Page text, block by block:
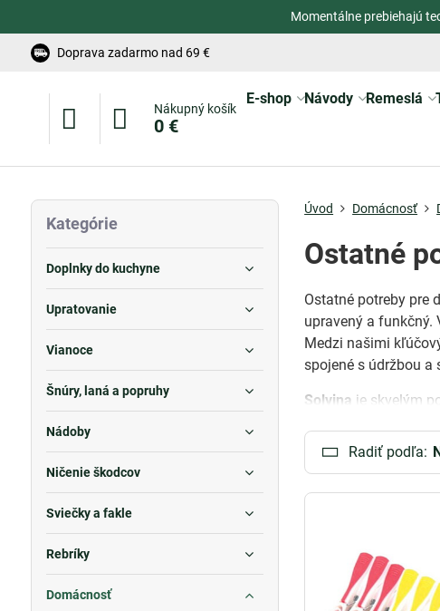
Momentálne prebiehajú
Doprava zadarmo nad 69 €
Nákupný košík
0 €
E-shop Návody Remeslá
Úvod Domácnosť
Ostatné
Ostatné potreby pre
upravený a funkčný.
Medzi našimi
spojené s údržbou
Solvina je skvelým
efektívne vyčistiť aj
Olejničkaje
dokážete ľahko
patria medzi
ako súpodlahy,
spoľahlivú službu.
Radiť podľa:
Kategórie
Doplnky do kuchyne
Upratovanie
Vianoce
Šnúry, laná a popruhy
Nádoby
Ničenie škodcov
Sviečky a fakle
Rebríky
Domácnosť